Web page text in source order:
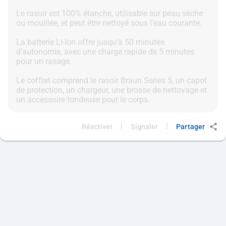
Le rasoir est 100% étanche, utilisable sur peau sèche
ou mouillée, et peut être nettoyé sous l’eau courante.
La batterie Li-Ion offre jusqu’à 50 minutes
d’autonomie, avec une charge rapide de 5 minutes
pour un rasage.
Le coffret comprend le rasoir Braun Series 5, un capot
de protection, un chargeur, une brosse de nettoyage et
Réactiver Signaler Partager